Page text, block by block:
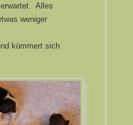
Alles
weniger
kümmert sich